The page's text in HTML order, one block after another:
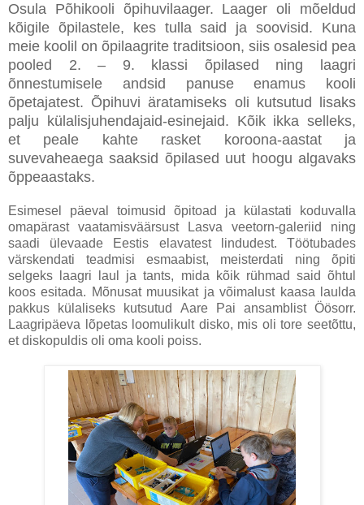
Osula Põhikooli õpihuvilaager. Laager oli mõeldud
kõigile õpilastele, kes tulla said ja soovisid. Kuna
meie koolil on õpilaagrite traditsioon, siis osalesid pea
pooled 2. – 9. klassi õpilased ning laagri
õnnestumisele andsid panuse enamus kooli
õpetajatest. Õpihuvi äratamiseks oli kutsutud lisaks
palju külalisjuhendajaid-esinejaid. Kõik ikka selleks,
et peale kahte rasket koroona-aastat ja
suvevaheaega saaksid õpilased uut hoogu algavaks
õppeaastaks.
Esimesel päeval toimusid õpitoad ja külastati koduvalla
omapärast vaatamisväärsust Lasva veetorn-galeriid ning
saadi ülevaade Eestis elavatest lindudest. Töötubades
värskendati teadmisi esmaabist, meisterdati ning õpiti
selgeks laagri laul ja tants, mida kõik rühmad said õhtul
koos esitada. Mõnusat muusikat ja võimalust kaasa laulda
pakkus külaliseks kutsutud Aare Pai ansamblist Öösorr.
Laagripäeva lõpetas loomulikult disko, mis oli tore seetõttu,
et diskopuldis oli oma kooli poiss.